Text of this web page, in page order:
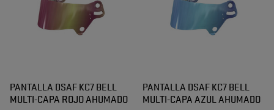
PANTALLA DSAF KC7 BELL
MULTI-CAPA ROJO AHUMADO
PANTALLA DSAF KC7 BELL
MULTI-CAPA AZUL AHUMADO